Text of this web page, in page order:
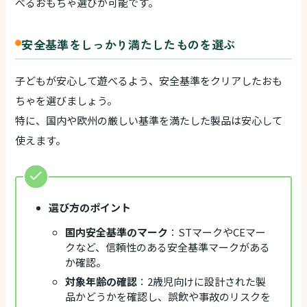
安全基準をしっかり満たしたものを選ぶ
子どもが安心して遊べるよう、安全基準をクリアしたおも
ちゃを選びましょう。
特に、国内や欧州の厳しい基準を満たした製品は安心して
使えます。
選び方のポイント
国内安全基準のマーク ：STマークやCEマー
クなど、信頼性のある安全基準マークがある
か確認。
対象年齢の確認：2歳児向けに設計された製
品かどうかを確認し、誤飲や事故のリスクを